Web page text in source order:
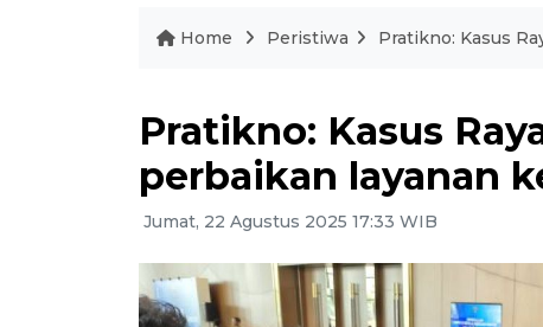
Home Peristiwa Pratikno: Kasus
Pratikno: Kasus
perbaikan layanan
Jumat, 22 Agustus 2025 17:33 WIB